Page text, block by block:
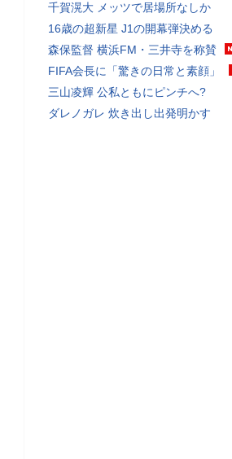
千賀滉大 メッツで居場所なしか
16歳の超新星 J1の開幕弾決める
森保監督 横浜FM・三井寺を称賛
FIFA会長に「驚きの日常と素顔」
三山凌輝 公私ともにピンチへ?
ダレノガレ 炊き出し出発明かす